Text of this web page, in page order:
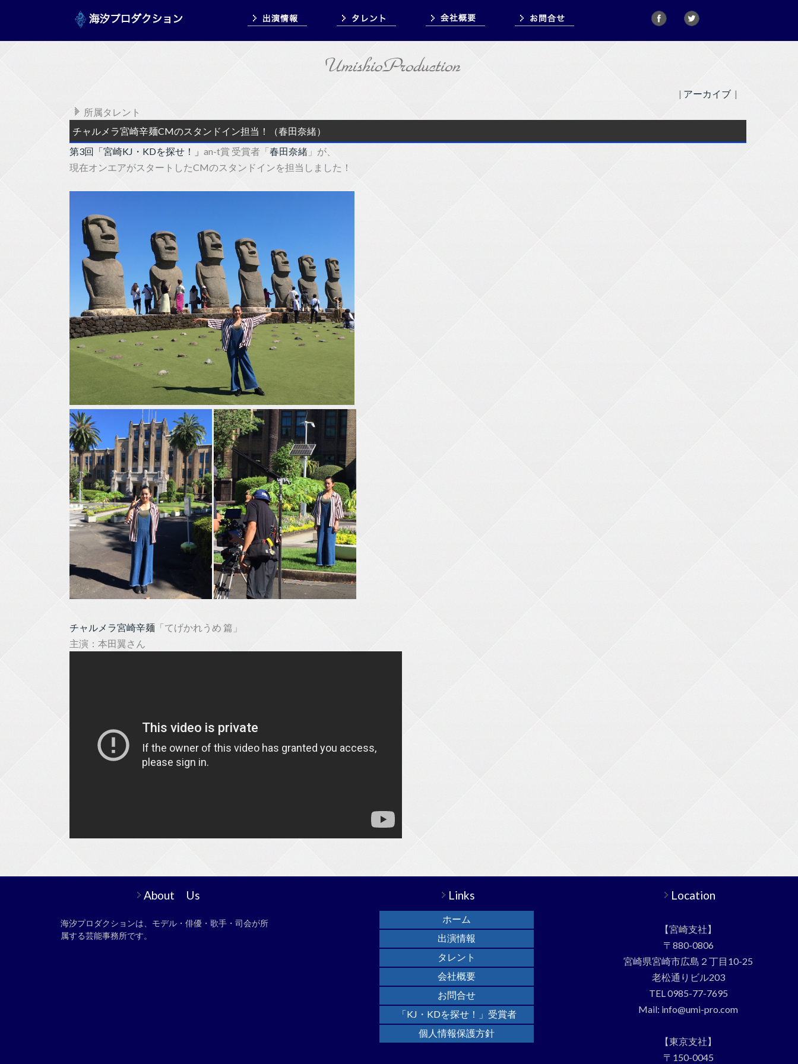
| アーカイブ |
所属タレント
チャルメラ宮崎辛麺CMのスタンドイン担当！（春田奈緒）
第3回「宮崎KJ・KDを探せ！」 an-t賞 受賞者「春田奈緒 」が、
現在オンエアがスタートしたCMのスタンドインを担当しました！
チャルメラ宮崎辛麺 「てげかれうめ 篇」
主演：本田翼さん
About Us
海汐プロダクションは、モデル・俳優・歌手・司会が所
属する芸能事務所です。
Links
ホーム
出演情報
タレント
会社概要
お問合せ
「KJ・KDを探せ！」受賞者
個人情報保護方針
Location
【宮崎支社】
〒880-0806
宮崎県宮崎市広島２丁目10-25
老松通りビル203
TEL 0985-77-7695
Mail: info@umi-pro.com
【東京支社】
〒150-0045